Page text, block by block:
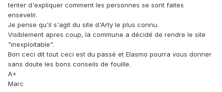
tenter d'expliquer comment les personnes se sont faites
ensevelir.
Je pense qu'il s'agit du site d'Arty le plus connu.
Visiblement apres coup, la commune a décidé de rendre le site
"inexploitable".
Bon ceci dit tout ceci est du passé et Elasmo pourra vous donner
sans doute les bons conseils de fouille.
A+
Marc